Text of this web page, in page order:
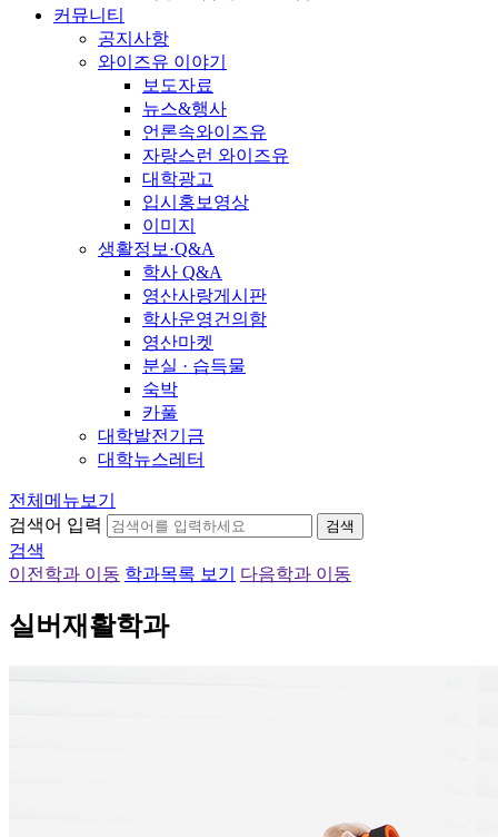
커뮤니티
공지사항
와이즈유 이야기
보도자료
뉴스&행사
언론속와이즈유
자랑스런 와이즈유
대학광고
입시홍보영상
이미지
생활정보·Q&A
학사 Q&A
영산사랑게시판
학사운영건의함
영산마켓
분실 · 습득물
숙박
카풀
대학발전기금
대학뉴스레터
전체메뉴보기
검색어 입력
검색
검색
이전학과 이동 학과목록 보기 다음학과 이동
실버재활학과